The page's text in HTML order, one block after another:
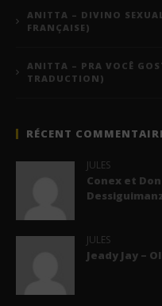
ANITTA – DIVINO
FRANÇAISE)
ANITTA – PRA VOCÊ
TRADUCTION)
RÉCENT
JULES
Conex et
JULES
Jeady Jay –